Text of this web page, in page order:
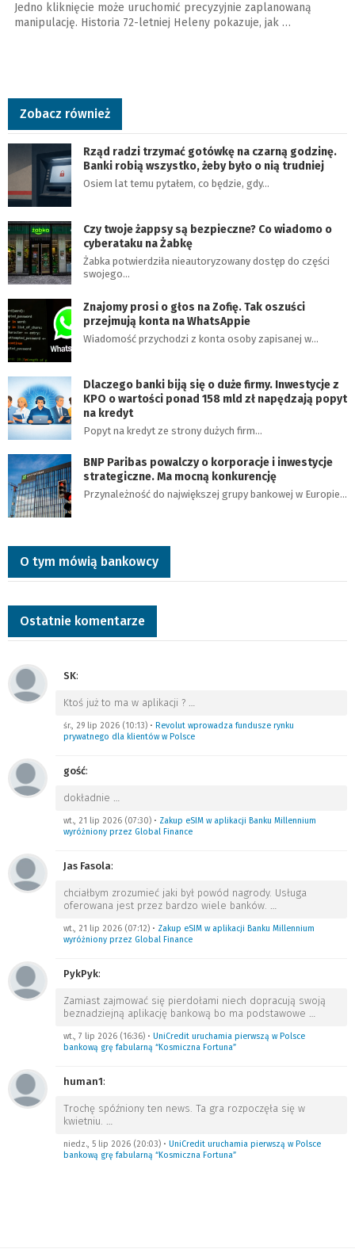
Jedno kliknięcie może uruchomić precyzyjnie zaplanowaną
manipulację. Historia 72-letniej Heleny pokazuje, jak …
Zobacz również
Rząd radzi trzymać gotówkę na czarną godzinę.
Banki robią wszystko, żeby było o nią trudniej
Osiem lat temu pytałem, co będzie, gdy…
Czy twoje żappsy są bezpieczne? Co wiadomo o
cyberataku na Żabkę
Żabka potwierdziła nieautoryzowany dostęp do części
swojego…
Znajomy prosi o głos na Zofię. Tak oszuści
przejmują konta na WhatsAppie
Wiadomość przychodzi z konta osoby zapisanej w…
Dlaczego banki biją się o duże firmy. Inwestycje z
KPO o wartości ponad 158 mld zł napędzają popyt
na kredyt
Popyt na kredyt ze strony dużych firm…
BNP Paribas powalczy o korporacje i inwestycje
strategiczne. Ma mocną konkurencję
Przynależność do największej grupy bankowej w Europie…
O tym mówią bankowcy
Ostatnie komentarze
SK:
Ktoś już to ma w aplikacji ? …
śr., 29 lip 2026 (10:13) • Revolut wprowadza fundusze rynku
prywatnego dla klientów w Polsce
gość:
dokładnie …
wt., 21 lip 2026 (07:30) • Zakup eSIM w aplikacji Banku Millennium
wyróżniony przez Global Finance
Jas Fasola:
chciałbym zrozumieć jaki był powód nagrody. Usługa
oferowana jest przez bardzo wiele banków. …
wt., 21 lip 2026 (07:12) • Zakup eSIM w aplikacji Banku Millennium
wyróżniony przez Global Finance
PykPyk:
Zamiast zajmować się pierdołami niech dopracują swoją
beznadziejną aplikację bankową bo ma podstawowe …
wt., 7 lip 2026 (16:36) • UniCredit uruchamia pierwszą w Polsce
bankową grę fabularną “Kosmiczna Fortuna”
human1:
Trochę spóźniony ten news. Ta gra rozpoczęła się w
kwietniu. …
niedz., 5 lip 2026 (20:03) • UniCredit uruchamia pierwszą w Polsce
bankową grę fabularną “Kosmiczna Fortuna”